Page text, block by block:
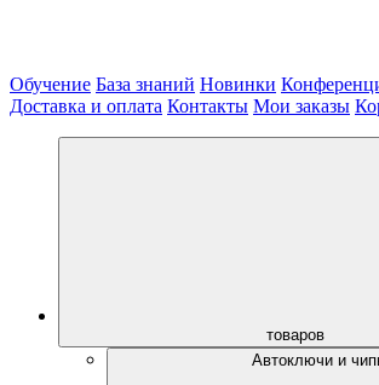
Обучение База знаний Новинки
Доставка и оплата Контакты Мои заказы
товаров
Автоключи и